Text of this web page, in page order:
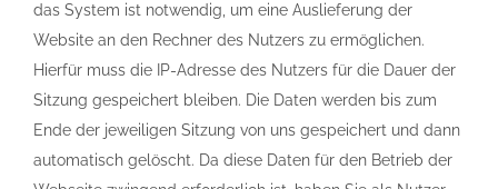
das System ist notwendig, um eine Auslieferung der
Website an den Rechner des Nutzers zu ermöglichen.
Hierfür muss die IP-Adresse des Nutzers für die Dauer der
Sitzung gespeichert bleiben. Die Daten werden bis zum
Ende der jeweiligen Sitzung von uns gespeichert und dann
automatisch gelöscht. Da diese Daten für den Betrieb der